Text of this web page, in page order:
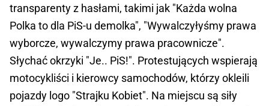
transparenty z hasłami, takimi jak "Każda wolna
Polka to dla PiS-u demolka", "Wywalczyłyśmy prawa
wyborcze, wywalczymy prawa pracownicze".
Słychać okrzyki "Je.. PiS!". Protestujących wspierają
motocykliści i kierowcy samochodów, którzy okleili
pojazdy logo "Strajku Kobiet". Na miejscu są siły